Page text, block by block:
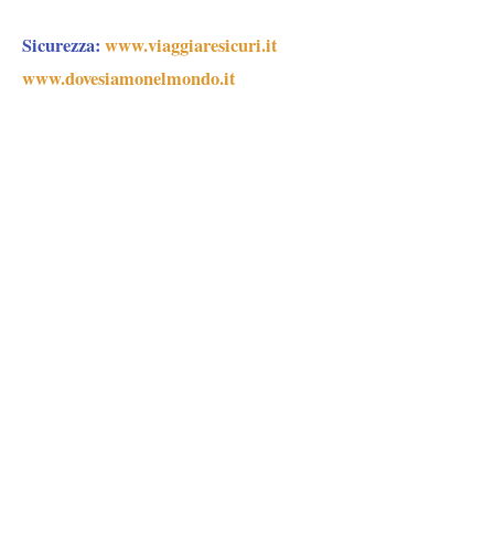
Sicurezza: www.viaggiaresicuri.it
www.dovesiamonelmondo.it